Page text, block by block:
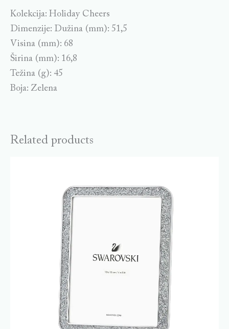
Kolekcija: Holiday Cheers
Dimenzije: Dužina (mm): 51,5
Visina (mm): 68
Širina (mm): 16,8
Težina (g): 45
Boja: Zelena
Related products